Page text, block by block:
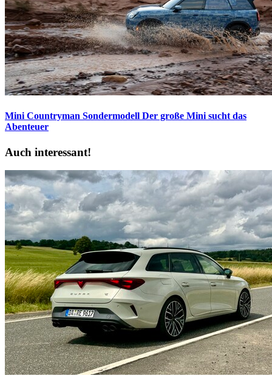
Mini Countryman Sondermodell Der große Mini sucht das
Abenteuer
Auch interessant!